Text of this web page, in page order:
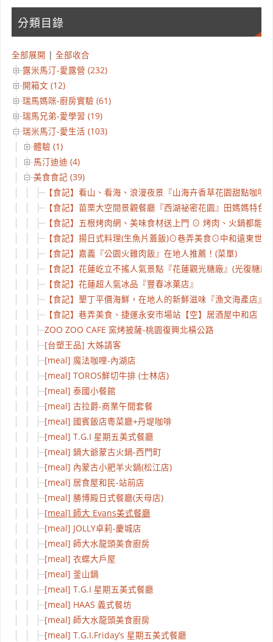
分類目錄
全部展開 | 全部收合
露米馬汀-愛露營 (232)
開箱文 (12)
瑞馬媽咪-廚房實驗 (61)
瑞馬兄弟-愛學習 (19)
瑞米馬汀-愛生活 (103)
體驗 (1)
馬汀迪迪 (4)
美食食記 (39)
【食記】看山、看海、浪漫夜景『山海卉香草花園甜點咖啡
【食記】苗栗大空間景觀餐廳『西湖祕密花園』田媽媽特色
【食記】五根烤肉網、美味食材送上門 ⊙ 烤肉、火鍋都能
【食記】揚日式料理(生魚片蓋飯)⊙巷弄美食⊙中和遠東世紀
【食記】嘉義『公園火雞肉飯』在地人推薦！(菜單)
【食記】花蓮屹立不搖人氣景點『花蓮觀光糖廠』(光復糖廠)
【食記】花蓮超人氣冰品『豐春冰菓店』
【食記】墾丁平價海鮮，在地人的新鮮滋味『漁文海產店』
【食記】巷弄美食、捷運永安市場站【空】居酒屋中和店
ZOO ZOO CAFE 窯烤披薩-桃園復興北橫公路
[台塑王品] 大姊請客
[meal] 魔法咖哩-內湖店
[meal] TOROS鮮切牛排 (士林店)
[meal] 泰國小餐館
[meal] 古拉爵-商業午間套餐
[meal] 國賓飯店粵菜廳+丹堤咖啡
[meal] T.G.I 星期五美式餐廳
[meal] 鍋大爺蒙古火鍋-西門町
[meal] 內蒙古小肥羊火鍋(松江店)
[meal] 居食屋和民-站前店
[meal] 勝博殿日式餐廳(天母店)
[meal] 師大 Evans美式餐廳
[meal] JOLLY卓莉-慶城店
[meal] 師大水龍頭美食廚房
[meal] 衣蝶大戶屋
[meal] 釜山鍋
[meal] T.G.I 星期五美式餐廳
[meal] HAAS 義式餐坊
[meal] 師大水龍頭美食廚房
[meal] T.G.I.Friday’s 星期五美式餐廳